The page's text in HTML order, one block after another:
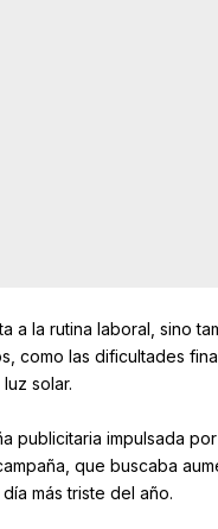
a la rutina laboral, sino
como las dificultades
solar.
publicitaria impulsada
que buscaba
más triste del año.